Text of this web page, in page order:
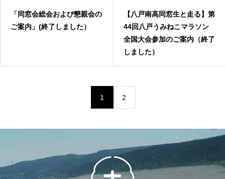
「同窓会総会および懇親会の
ご案内」(終了しました）
【八戸南高同窓生と走る】第
44回八戸うみねこマラソン
全国大会参加のご案内（終了
しました）
1 2